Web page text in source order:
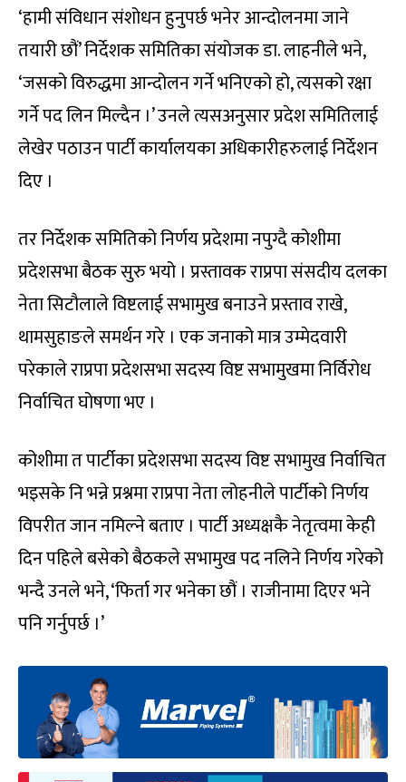
‘हामी संविधान संशोधन हुनुपर्छ भनेर आन्दोलनमा जाने
तयारी छौं’ निर्देशक समितिका संयोजक डा. लाहनीले भने,
‘जसको विरुद्धमा आन्दोलन गर्ने भनिएको हो, त्यसको रक्षा
गर्ने पद लिन मिल्दैन ।’ उनले त्यसअनुसार प्रदेश समितिलाई
लेखेर पठाउन पार्टी कार्यालयका अधिकारीहरुलाई निर्देशन
दिए ।
तर निर्देशक समितिको निर्णय प्रदेशमा नपुग्दै कोशीमा
प्रदेशसभा बैठक सुरु भयो । प्रस्तावक राप्रपा संसदीय दलका
नेता सिटौलाले विष्टलाई सभामुख बनाउने प्रस्ताव राखे,
थामसुहाङले समर्थन गरे । एक जनाको मात्र उम्मेदवारी
परेकाले राप्रपा प्रदेशसभा सदस्य विष्ट सभामुखमा निर्विरोध
निर्वाचित घोषणा भए ।
कोशीमा त पार्टीका प्रदेशसभा सदस्य विष्ट सभामुख निर्वाचित
भइसके नि भन्ने प्रश्नमा राप्रपा नेता लोहनीले पार्टीको निर्णय
विपरीत जान नमिल्ने बताए । पार्टी अध्यक्षकै नेतृत्वमा केही
दिन पहिले बसेको बैठकले सभामुख पद नलिने निर्णय गरेको
भन्दै उनले भने, ‘फिर्ता गर भनेका छौं । राजीनामा दिएर भने
पनि गर्नुपर्छ ।’